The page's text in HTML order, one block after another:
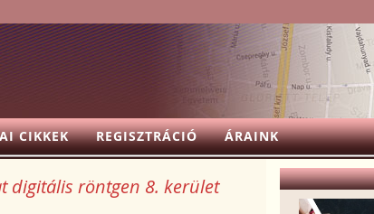
CIKKEK REGISZTRÁCIÓ ÁRAINK
digitális röntgen 8. kerület